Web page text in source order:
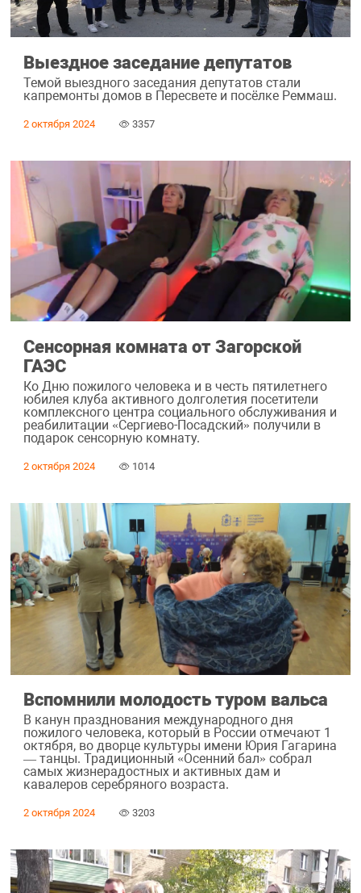
Выездное заседание депутатов
Темой выездного заседания депутатов стали
капремонты домов в Пересвете и посёлке Реммаш.
2 октября 2024 3357
Сенсорная комната от Загорской
ГАЭС
Ко Дню пожилого человека и в честь пятилетнего
юбилея клуба активного долголетия посетители
комплексного центра социального обслуживания и
реабилитации «Сергиево-Посадский» получили в
подарок сенсорную комнату.
2 октября 2024 1014
Вспомнили молодость туром вальса
В канун празднования международного дня
пожилого человека, который в России отмечают 1
октября, во дворце культуры имени Юрия Гагарина
— танцы. Традиционный «Осенний бал» собрал
самых жизнерадостных и активных дам и
кавалеров серебряного возраста.
2 октября 2024 3203